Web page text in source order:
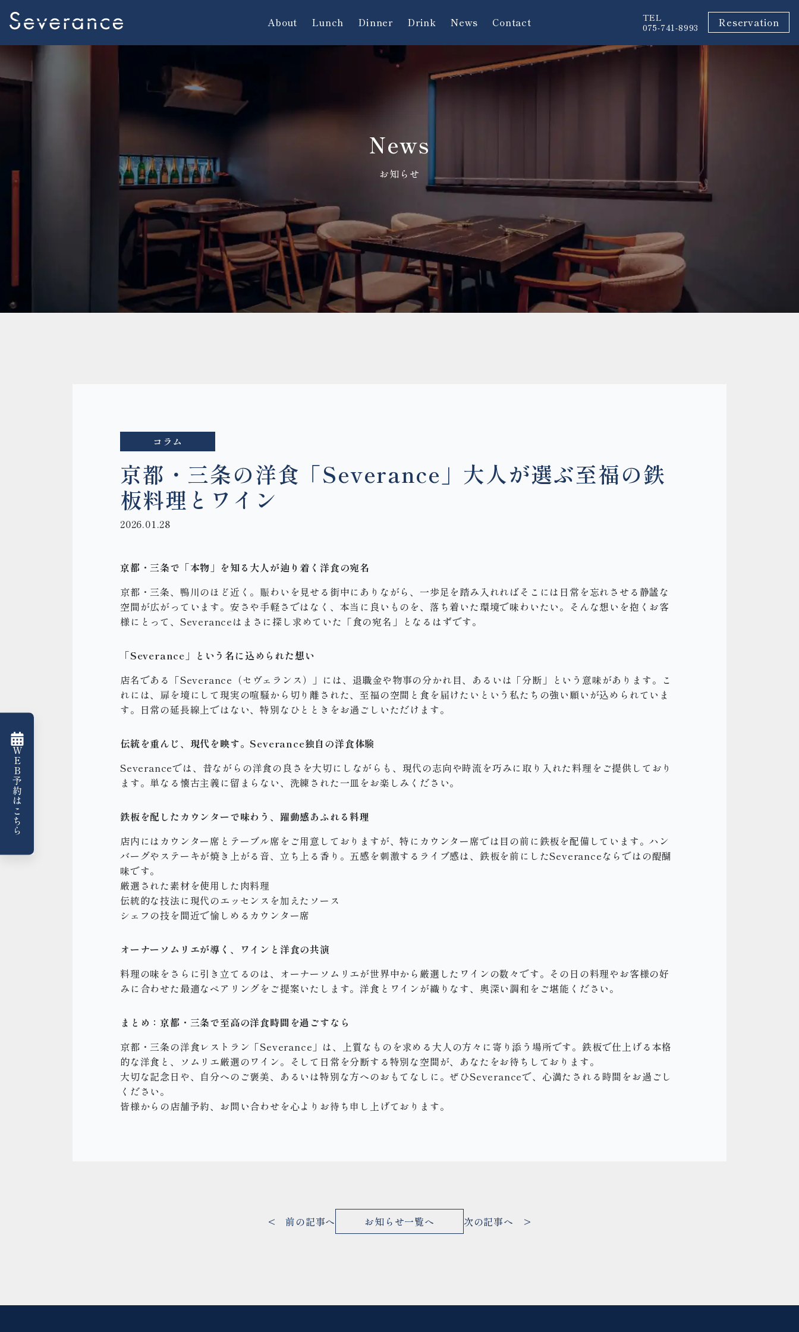
About Lunch Dinner Drink News Contact
TEL
075-741-8993
Reservation
WEB予約はこちら
News
お知らせ
コラム
京都・三条の洋食「Severance」大人が選ぶ至福の鉄
板料理とワイン
2026.01.28
京都・三条で「本物」を知る大人が辿り着く洋食の宛名
京都・三条、鴨川のほど近く。賑わいを見せる街中にありながら、一歩足を踏み入れればそこには日常を忘れさせる静謐な
空間が広がっています。安さや手軽さではなく、本当に良いものを、落ち着いた環境で味わいたい。そんな想いを抱くお客
様にとって、Severanceはまさに探し求めていた「食の宛名」となるはずです。
「Severance」という名に込められた想い
店名である「Severance（セヴェランス）」には、退職金や物事の分かれ目、あるいは「分断」という意味があります。こ
れには、扉を境にして現実の喧騒から切り離された、至福の空間と食を届けたいという私たちの強い願いが込められていま
す。日常の延長線上ではない、特別なひとときをお過ごしいただけます。
伝統を重んじ、現代を映す。Severance独自の洋食体験
Severanceでは、昔ながらの洋食の良さを大切にしながらも、現代の志向や時流を巧みに取り入れた料理をご提供しており
ます。単なる懐古主義に留まらない、洗練された一皿をお楽しみください。
鉄板を配したカウンターで味わう、躍動感あふれる料理
店内にはカウンター席とテーブル席をご用意しておりますが、特にカウンター席では目の前に鉄板を配備しています。ハン
バーグやステーキが焼き上がる音、立ち上る香り。五感を刺激するライブ感は、鉄板を前にしたSeveranceならではの醍醐
味です。
厳選された素材を使用した肉料理
伝統的な技法に現代のエッセンスを加えたソース
シェフの技を間近で愉しめるカウンター席
オーナーソムリエが導く、ワインと洋食の共演
料理の味をさらに引き立てるのは、オーナーソムリエが世界中から厳選したワインの数々です。その日の料理やお客様の好
みに合わせた最適なペアリングをご提案いたします。洋食とワインが織りなす、奥深い調和をご堪能ください。
まとめ：京都・三条で至高の洋食時間を過ごすなら
京都・三条の洋食レストラン「Severance」は、上質なものを求める大人の方々に寄り添う場所です。鉄板で仕上げる本格
的な洋食と、ソムリエ厳選のワイン。そして日常を分断する特別な空間が、あなたをお待ちしております。
大切な記念日や、自分へのご褒美、あるいは特別な方へのおもてなしに。ぜひSeveranceで、心満たされる時間をお過ごし
ください。
皆様からの店舗予約、お問い合わせを心よりお待ち申し上げております。
< 前の記事へ お知らせ一覧へ 次の記事へ >